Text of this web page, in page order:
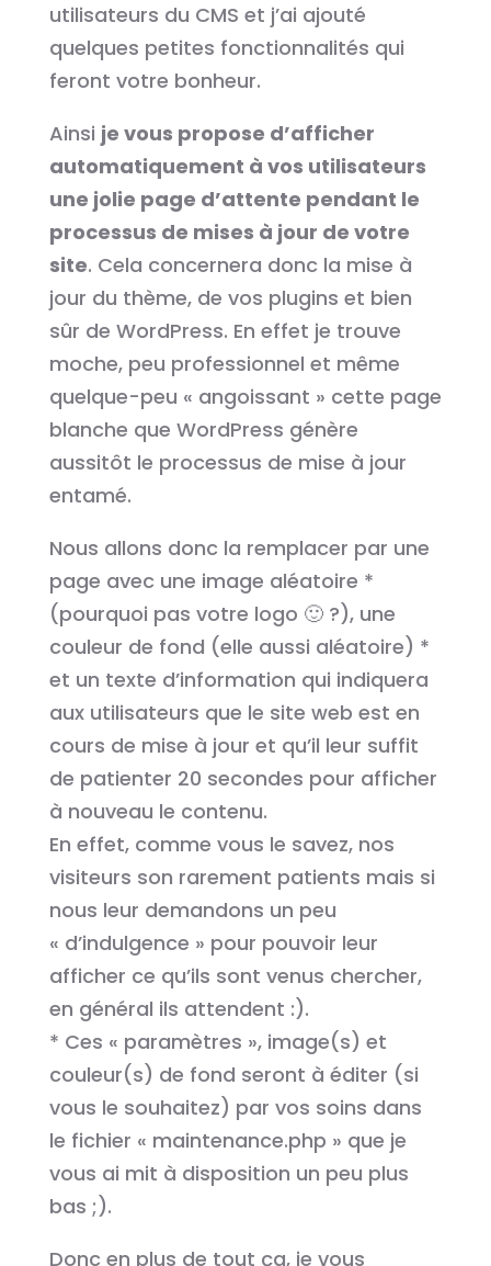
utilisateurs du CMS et j’ai ajouté
quelques petites fonctionnalités qui
feront votre bonheur.
Ainsi je vous propose d’afficher
automatiquement à vos utilisateurs
une jolie page d’attente pendant le
processus de mises à jour de votre
site. Cela concernera donc la mise à
jour du thème, de vos plugins et bien
sûr de WordPress. En effet je trouve
moche, peu professionnel et même
quelque-peu « angoissant » cette page
blanche que WordPress génère
aussitôt le processus de mise à jour
entamé.
Nous allons donc la remplacer par une
page avec une image aléatoire *
(pourquoi pas votre logo 🙂 ?), une
couleur de fond (elle aussi aléatoire) *
et un texte d’information qui indiquera
aux utilisateurs que le site web est en
cours de mise à jour et qu’il leur suffit
de patienter 20 secondes pour afficher
à nouveau le contenu.
En effet, comme vous le savez, nos
visiteurs son rarement patients mais si
nous leur demandons un peu
« d’indulgence » pour pouvoir leur
afficher ce qu’ils sont venus chercher,
en général ils attendent :).
* Ces « paramètres », image(s) et
couleur(s) de fond seront à éditer (si
vous le souhaitez) par vos soins dans
le fichier « maintenance.php » que je
vous ai mit à disposition un peu plus
bas ;).
Donc en plus de tout ça, je vous